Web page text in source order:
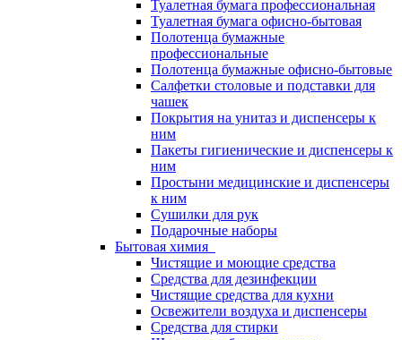
Туалетная бумага профессиональная
Туалетная бумага офисно-бытовая
Полотенца бумажные
профессиональные
Полотенца бумажные офисно-бытовые
Салфетки столовые и подставки для
чашек
Покрытия на унитаз и диспенсеры к
ним
Пакеты гигиенические и диспенсеры к
ним
Простыни медицинские и диспенсеры
к ним
Сушилки для рук
Подарочные наборы
Бытовая химия
Чистящие и моющие средства
Средства для дезинфекции
Чистящие средства для кухни
Освежители воздуха и диспенсеры
Средства для стирки